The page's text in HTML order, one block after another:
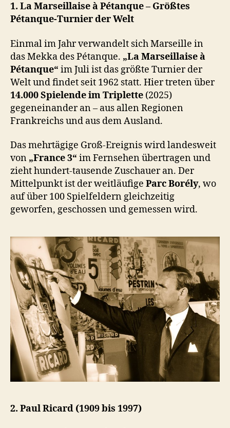
1. La Marseillaise à Pétanque – Größtes
Pétanque-Turnier der Welt
Einmal im Jahr verwandelt sich Marseille in
das Mekka des Pétanque. „La Marseillaise à
Pétanque“ im Juli ist das größte Turnier der
Welt und findet seit 1962 statt. Hier treten über
14.000 Spielende im Triplette (2025)
gegeneinander an – aus allen Regionen
Frankreichs und aus dem Ausland.
Das mehrtägige Groß-Ereignis wird landesweit
von „France 3“ im Fernsehen übertragen und
zieht hundert-tausende Zuschauer an. Der
Mittelpunkt ist der weitläufige Parc Borély, wo
auf über 100 Spielfeldern gleichzeitig
geworfen, geschossen und gemessen wird.
2. Paul Ricard (1909 bis 1997)